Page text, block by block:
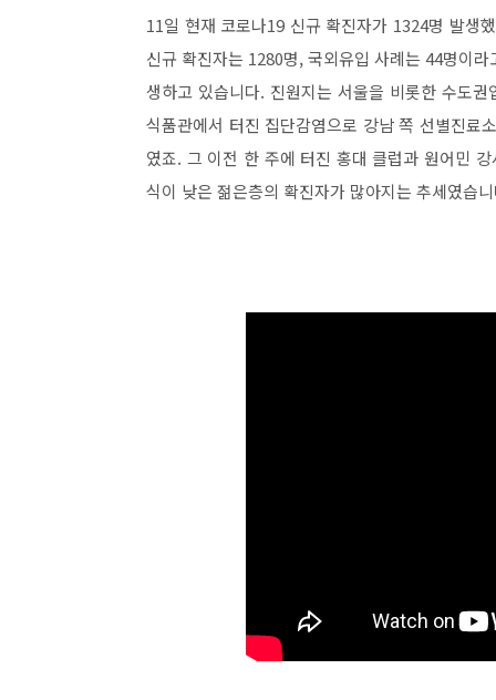
11일 현재 코로나19 신규 확진자가 1324명 발생
신규 확진자는 1280명, 국외유입 사례는 44명이
생하고 있습니다. 진원지는 서울을 비롯한 수도
식품관에서 터진 집단감염으로 강남 쪽 선별진료
였죠. 그 이전 한 주에 터진 홍대 클럽과 원어민
식이 낮은 젊은층의 확진자가 많아지는 추세였습